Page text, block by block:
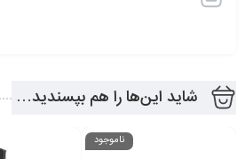
شاید این‌ها را هم بپسندید…
ناموجود